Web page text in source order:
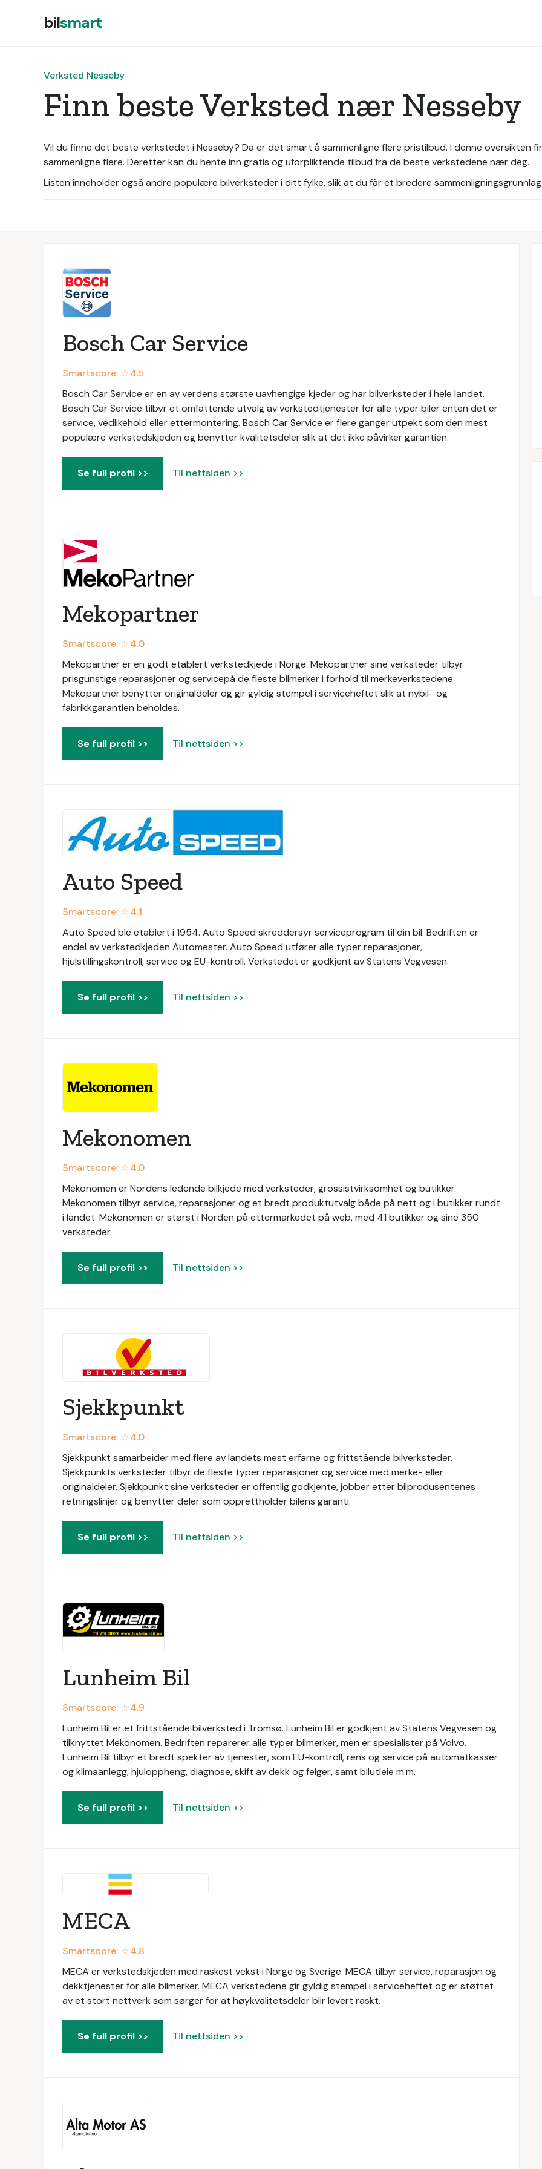
bilsmart
Verksted Nesseby
Finn beste Verksted nær Nesseby
Vil du finne det beste verkstedet i Nesseby? Da er det smart å sammenligne flere pristilbud. I denne oversikten
sammenligne flere. Deretter kan du hente inn gratis og uforpliktende tilbud fra de beste verkstedene nær deg.
Listen inneholder også andre populære bilverksteder i ditt fylke, slik at du får et bredere sammenligningsgrunnlag.
Bosch Car Service
Smartscore: ☆4.5
Bosch Car Service er en av verdens største uavhengige kjeder og har bilverksteder i hele landet.
Bosch Car Service tilbyr et omfattende utvalg av verkstedtjenester for alle typer biler enten det er
service, vedlikehold eller ettermontering. Bosch Car Service er flere ganger utpekt som den mest
populære verkstedskjeden og benytter kvalitetsdeler slik at det ikke påvirker garantien.
Se full profil >> Til nettsiden >>
Mekopartner
Smartscore: ☆4.0
Mekopartner er en godt etablert verkstedkjede i Norge. Mekopartner sine verksteder tilbyr
prisgunstige reparasjoner og servicepå de fleste bilmerker i forhold til merkeverkstedene.
Mekopartner benytter originaldeler og gir gyldig stempel i serviceheftet slik at nybil- og
fabrikkgarantien beholdes.
Se full profil >> Til nettsiden >>
Auto Speed
Smartscore: ☆4.1
Auto Speed ble etablert i 1954. Auto Speed skreddersyr serviceprogram til din bil. Bedriften er
endel av verkstedkjeden Automester. Auto Speed utfører alle typer reparasjoner,
hjulstillingskontroll, service og EU-kontroll. Verkstedet er godkjent av Statens Vegvesen.
Se full profil >> Til nettsiden >>
Mekonomen
Smartscore: ☆4.0
Mekonomen er Nordens ledende bilkjede med verksteder, grossistvirksomhet og butikker.
Mekonomen tilbyr service, reparasjoner og et bredt produktutvalg både på nett og i butikker rundt
i landet. Mekonomen er størst i Norden på ettermarkedet på web, med 41 butikker og sine 350
verksteder.
Se full profil >> Til nettsiden >>
Sjekkpunkt
Smartscore: ☆4.0
Sjekkpunkt samarbeider med flere av landets mest erfarne og frittstående bilverksteder.
Sjekkpunkts verksteder tilbyr de fleste typer reparasjoner og service med merke- eller
originaldeler. Sjekkpunkt sine verksteder er offentlig godkjente, jobber etter bilprodusentenes
retningslinjer og benytter deler som opprettholder bilens garanti.
Se full profil >> Til nettsiden >>
Lunheim Bil
Smartscore: ☆4.9
Lunheim Bil er et frittstående bilverksted i Tromsø. Lunheim Bil er godkjent av Statens Vegvesen og
tilknyttet Mekonomen. Bedriften reparerer alle typer bilmerker, men er spesialister på Volvo.
Lunheim Bil tilbyr et bredt spekter av tjenester, som EU-kontroll, rens og service på automatkasser
og klimaanlegg, hjuloppheng, diagnose, skift av dekk og felger, samt bilutleie m.m.
Se full profil >> Til nettsiden >>
MECA
Smartscore: ☆4.8
MECA er verkstedskjeden med raskest vekst i Norge og Sverige. MECA tilbyr service, reparasjon og
dekktjenester for alle bilmerker. MECA verkstedene gir gyldig stempel i serviceheftet og er støttet
av et stort nettverk som sørger for at høykvalitetsdeler blir levert raskt.
Se full profil >> Til nettsiden >>